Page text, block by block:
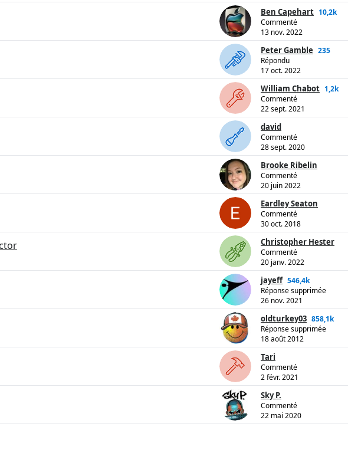
Ben Capehart 10,2k
Commenté
13 nov. 2022
Peter Gamble 235
Répondu
17 oct. 2022
William Chabot 1,2k
Commenté
22 sept. 2021
david
Commenté
28 sept. 2020
Brooke Ribelin
Commenté
20 juin 2022
Eardley Seaton
Commenté
30 oct. 2018
Christopher Hester
Commenté
20 janv. 2022
jayeff 546,4k
Réponse supprimée
26 nov. 2021
oldturkey03 858,1k
Réponse supprimée
18 août 2012
Tari
Commenté
2 févr. 2021
Sky P.
Commenté
22 mai 2020